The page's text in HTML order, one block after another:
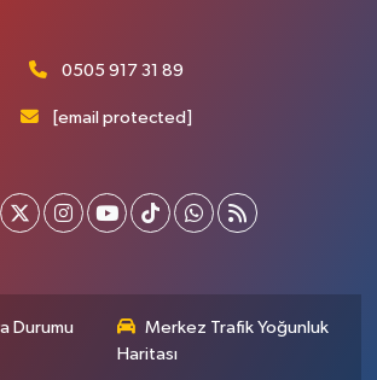
0505 917 31 89
[email protected]
Durumu
Merkez Trafik Yoğunluk
Haritası